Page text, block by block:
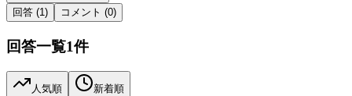
回答 (1 ) コメント (0)
回答一覧1件
人気順 新着順